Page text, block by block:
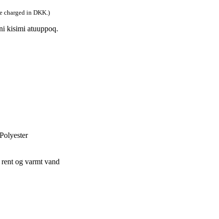
charged in DKK.)
kisimi atuuppoq.
og varmt vand